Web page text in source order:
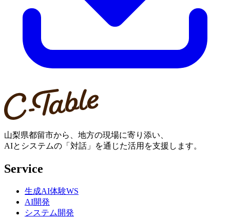
山梨県都留市から、地方の現場に寄り添い、
AIとシステムの「対話」を通じた活用を支援します。
Service
生成AI体験WS
AI開発
システム開発